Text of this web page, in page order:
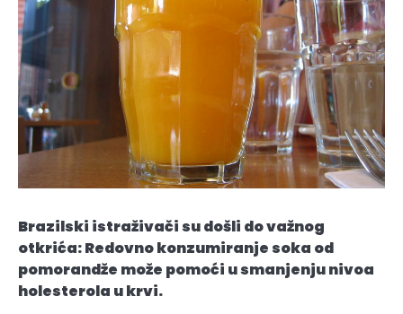
Brazilski istraživači su došli do važnog
otkrića: Redovno konzumiranje soka od
pomorandže može pomoći u smanjenju nivoa
holesterola u krvi.